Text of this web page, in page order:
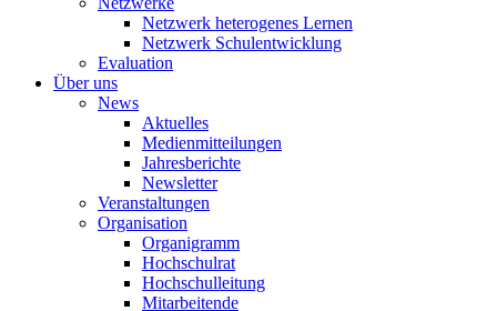
Netzwerk heterogenes Lernen
Netzwerk Schulentwicklung
Evaluation
Über uns
News
Aktuelles
Medienmitteilungen
Jahresberichte
Newsletter
Veranstaltungen
Organisation
Organigramm
Hochschulrat
Hochschulleitung
Mitarbeitende